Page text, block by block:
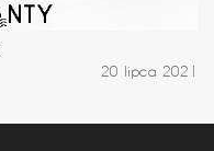
20 lipca 2021